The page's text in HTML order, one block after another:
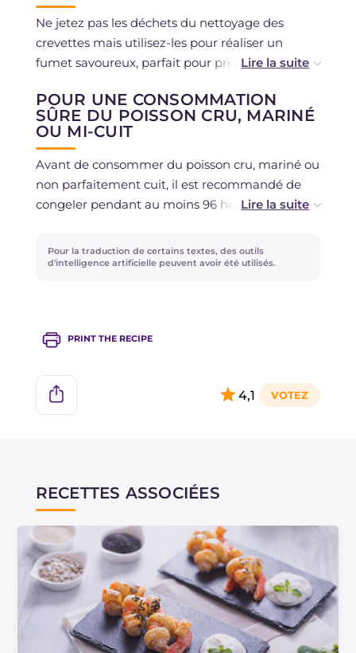
Ne jetez pas les déchets du nettoyage des
crevettes mais utilisez-les pour réaliser un
fumet savoureux, parfait pour préparer un
POUR UNE CONSOMMATION
SÛRE DU POISSON CRU, MARINÉ
OU MI-CUIT
Avant de consommer du poisson cru, mariné ou
non parfaitement cuit, il est recommandé de
congeler pendant au moins 96 heures à -18
marqué de 3 étoiles ou plus, en suivant les
lignes directrices du Ministère de la santé
Pour la traduction de certains textes, des outils
d'intelligence artificielle peuvent avoir été utilisés.
PRINT THE RECIPE
4,1
RECETTES ASSOCIÉES